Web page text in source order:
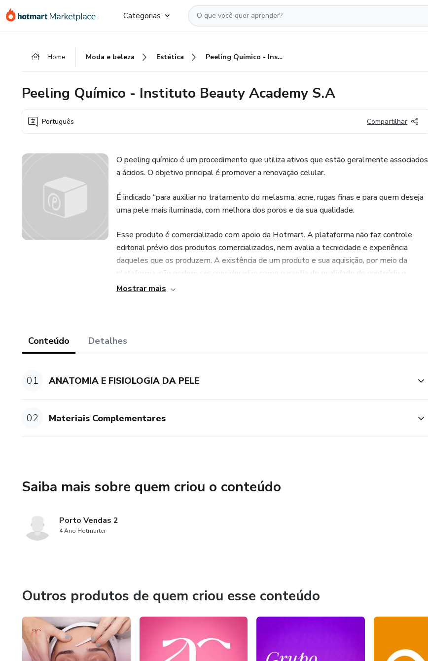
para
para
para
Categorias
Home Moda e beleza Estética Peeling Químico - Instituto Beauty Academy S.A
Peeling Químico - Instituto Beauty Academy S.A
Português Compartilhar
O peeling químico é um procedimento que utiliza ativos que estão geralmente associados
a ácidos. O objetivo principal é promover a renovação celular.
É indicado “para auxiliar no tratamento do melasma, acne, rugas finas e para quem deseja
uma pele mais iluminada, com melhora dos poros e da sua qualidade.
Esse produto é comercializado com apoio da Hotmart. A plataforma não faz controle
editorial prévio dos produtos comercializados, nem avalia a tecnicidade e experiência
daqueles que os produzem. A existência de um produto e sua aquisição, por meio da
plataforma, não podem ser consideradas como garantia de qualidade de conteúdo e
resultado, em qualquer hipótese. Ao adquiri-lo, o comprador declara estar ciente dessas
Mostrar mais
Conteúdo Detalhes
01 ANATOMIA E FISIOLOGIA DA PELE
02 Materiais Complementares
Saiba mais sobre quem criou o conteúdo
Porto Vendas 2
4 Ano Hotmarter
Outros produtos de quem criou esse conteúdo